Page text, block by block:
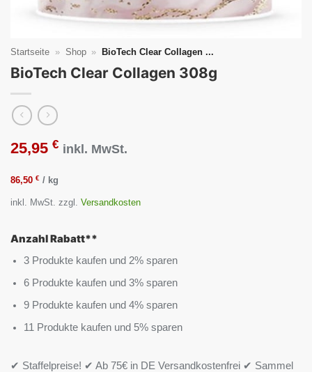
Startseite » Shop » BioTech Clear Collagen ...
BioTech Clear Collagen 308g
25,95 € inkl. MwSt.
86,50 € / kg
inkl. MwSt. zzgl. Versandkosten
Anzahl Rabatt**
3 Produkte kaufen und 2% sparen
6 Produkte kaufen und 3% sparen
9 Produkte kaufen und 4% sparen
11 Produkte kaufen und 5% sparen
✔ Staffelpreise! ✔ Ab 75€ in DE Versandkostenfrei ✔ Sammel